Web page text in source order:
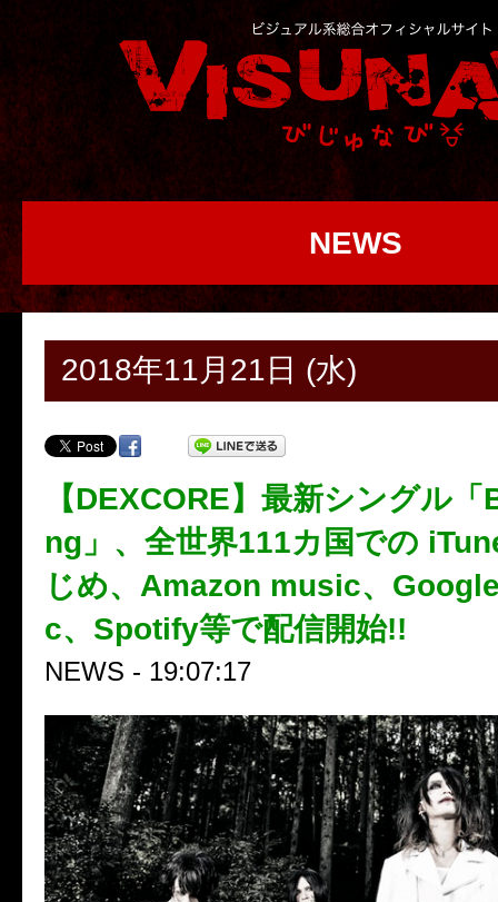
NEWS
2018年11月21日 (水)
【DEXCORE】最新シングル
ng」、全世界111カ国での
じめ、Amazon music、
c、Spotify等で配信開始!!
NEWS - 19:07:17